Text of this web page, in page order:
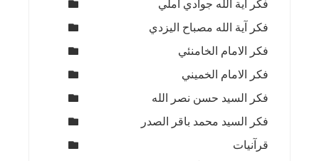
فكر آية الله جوادي آملي
فكر آية الله مصباح اليزدي
فكر الامام الخامنئي
فكر الامام الخميني
فكر السيد حسن نصر الله
فكر السيد محمد باقر الصدر
قرآنيات